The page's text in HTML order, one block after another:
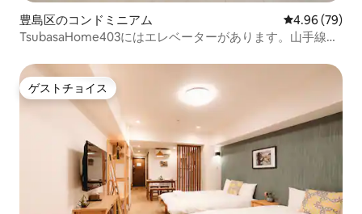
豊島区のコンドミニアム レビュー79
4.96 (79)
TsubasaHome403にはエレベーターがあります。山手線で
ゲストチョイス
ゲストチョイス